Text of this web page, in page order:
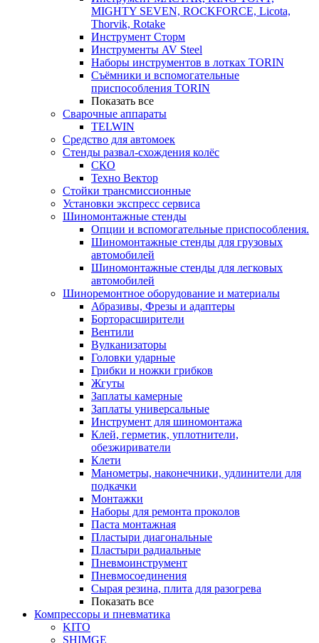
MIGHTY SEVEN, ROCKFORCE, Licota,
Thorvik, Rotake
Инструмент Сторм
Инструменты AV Steel
Наборы инструментов в лотках TORIN
Съёмники и вспомогательные
приспособления TORIN
Показать все
Сварочные аппараты
TELWIN
Средство для автомоек
Стенды развал-схождения колёс
СКО
Техно Вектор
Стойки трансмиссионные
Установки экспресс сервиса
Шиномонтажные стенды
Опции и вспомогательные приспособления.
Шиномонтажные стенды для грузовых
автомобилей
Шиномонтажные стенды для легковых
автомобилей
Шиноремонтное оборудование и материалы
Абразивы, Фрезы и адаптеры
Борторасширители
Вентили
Вулканизаторы
Головки ударные
Грибки и ножки грибков
Жгуты
Заплаты камерные
Заплаты универсальные
Инструмент для шиномонтажа
Клей, герметик, уплотнители,
обезжириватели
Клети
Манометры, наконечники, удлинители для
подкачки
Монтажки
Наборы для ремонта проколов
Паста монтажная
Пластыри диагональные
Пластыри радиальные
Пневмоинструмент
Пневмосоединения
Сырая резина, плита для разогрева
Показать все
Компрессоры и пневматика
KITO
SHIMGE